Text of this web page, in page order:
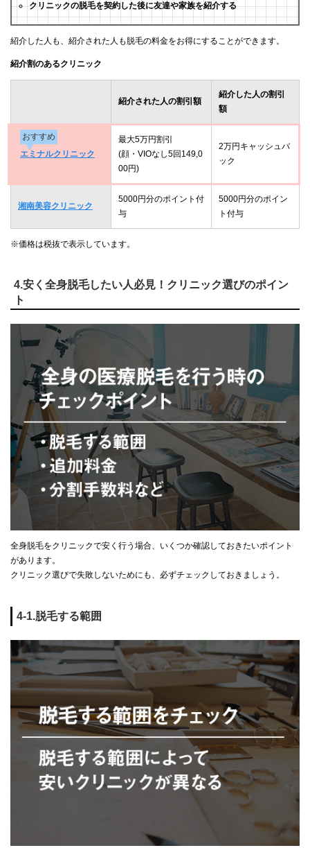
クリニックの脱毛を契約した後に友達や家族を紹介する
紹介した人も、紹介された人も脱毛の料金をお得にすることができます。
紹介割のあるクリニック
紹介された人の割引額
紹介した人の割引
額
おすすめ
エミナルクリニック
最大5万円割引
(顔・VIOなし5回149,0
00円)
2万円キャッシュバ
ック
湘南美容クリニック
5000円分のポイント付
与
5000円分のポイン
ト付与
※価格は税抜で表示しています。
4.安く全身脱毛したい人必見！クリニック選びのポイン
ト
全身脱毛をクリニックで安く行う場合、いくつか確認しておきたいポイント
があります。
クリニック選びで失敗しないためにも、必ずチェックしておきましょう。
4-1.脱毛する範囲